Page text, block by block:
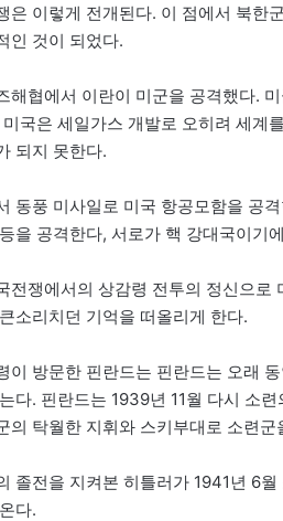
은 이렇게 전개된다. 이 점에서 북한
인 것이 되었다.
해협에서 이란이 미군을 공격했다.
국은 세일가스 개발로 오히려 세계
되지 못한다.
동풍 미사일로 미국 항공모함을 공
을 공격한다, 서로가 핵 강대국이기
전쟁에서의 상감령 전투의 정신으로
소리치던 기억을 떠올리게 한다.
이 방문한 핀란드는 핀란드는 오래
다. 핀란드는 1939년 11월 다시 소
의 탁월한 지휘와 스키부대로 소련
졸전을 지켜본 히틀러가 1941년 6
다.